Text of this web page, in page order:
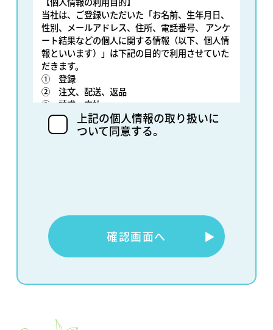
当社は、ご登録いただいた「お名前、生年月日、
性別、メールアドレス、住所、電話番号、 アンケ
ート結果などの個人に関する情報（以下、個人情
報といいます）」は下記の目的で利用させていた
だきます。
① 登録
② 注文、配送、返品
③ 請求、支払
④ 質問及び要望の受付及び回答
⑤ 商品やサービス、各種イベントに関する情報
ットフォームから Cookieにより収集されたウェ
ブの閲覧履歴及びその分析結果を取得し、 これを
当社が保有するお客様の個人データと結びつけた
上で、広告配信等の目的で利用する場合がありま
針に従って、個人情報として適切に取り扱いま
【個人情報の第三者への提供について】
上記の個人情報の取り扱いに
ついて同意する。
確認画面へ ▶︎